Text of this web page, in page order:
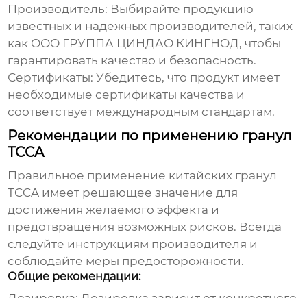
Производитель: Выбирайте продукцию
известных и надежных производителей, таких
как ООО ГРУППА ЦИНДАО КИНГНОД, чтобы
гарантировать качество и безопасность.
Сертификаты: Убедитесь, что продукт имеет
необходимые сертификаты качества и
соответствует международным стандартам.
Рекомендации по применению гранул
TCCA
Правильное применение китайских гранул
TCCA имеет решающее значение для
достижения желаемого эффекта и
предотвращения возможных рисков. Всегда
следуйте инструкциям производителя и
соблюдайте меры предосторожности.
Общие рекомендации: